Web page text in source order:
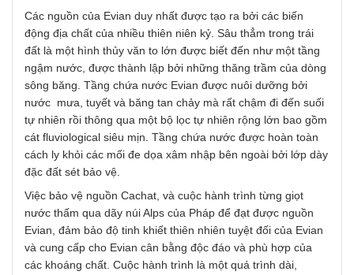
Các nguồn của Evian duy nhất được tạo ra bởi các biến
động địa chất của nhiều thiên niên kỷ. Sâu thẳm trong trái
đất là một hình thủy văn to lớn được biết đến như một tầng
ngậm nước, được thành lập bởi những thăng trầm của dòng
sông băng. Tầng chứa nước Evian được nuôi dưỡng bởi
nước mưa, tuyết và băng tan chảy mà rất chậm đi đến suối
tự nhiên rồi thông qua một bộ lọc tự nhiên rộng lớn bao gồm
cát fluviological siêu mịn. Tầng chứa nước được hoàn toàn
cách ly khỏi các mối đe dọa xâm nhập bên ngoài bởi lớp dày
đặc đất sét bảo vệ.
Việc bảo vệ nguồn Cachat, và cuộc hành trình từng giọt
nước thấm qua dãy núi Alps của Pháp để đạt được nguồn
Evian, đảm bảo độ tinh khiết thiên nhiên tuyệt đối của Evian
và cung cấp cho Evian cân bằng độc đáo và phù hợp của
các khoáng chất. Cuộc hành trình là một quá trình dài,